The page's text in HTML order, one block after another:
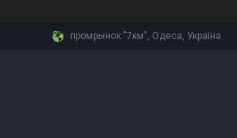
промрынок "7км", Одеса, Україна